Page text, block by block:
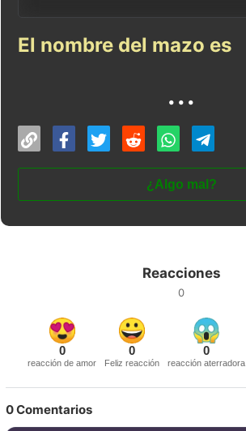
El nombre del mazo es
...
¿Algo mal?
Reacciones
0
0
reacción de amor
0
Feliz reacción
0
reacción aterradora
0Comentarios